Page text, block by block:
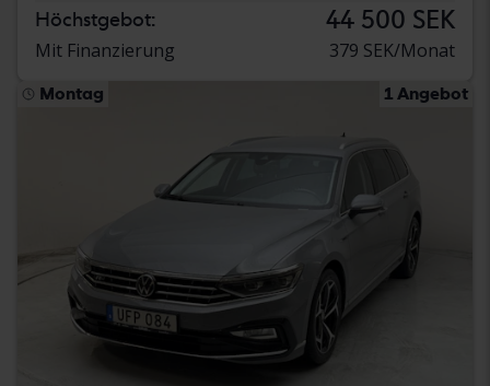
Höchstgebot: 44 500 SEK
Mit Finanzierung 379 SEK/Monat
Montag 1 Angebot